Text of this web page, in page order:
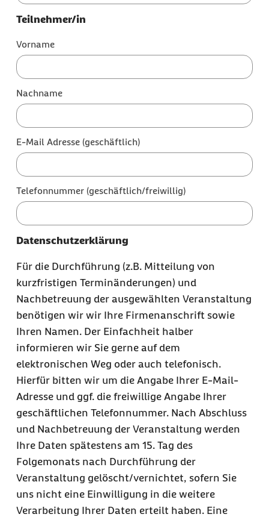
Teilnehmer/in
Vorname
Nachname
E-Mail Adresse (geschäftlich)
Telefonnummer (geschäftlich/freiwillig)
Datenschutzerklärung
Für die Durchführung (z.B. Mitteilung von
kurzfristigen Terminänderungen) und
Nachbetreuung der ausgewählten Veranstaltung
benötigen wir wir Ihre Firmenanschrift sowie
Ihren Namen. Der Einfachheit halber
informieren wir Sie gerne auf dem
elektronischen Weg oder auch telefonisch.
Hierfür bitten wir um die Angabe Ihrer E-Mail-
Adresse und ggf. die freiwillige Angabe Ihrer
geschäftlichen Telefonnummer. Nach Abschluss
und Nachbetreuung der Veranstaltung werden
Ihre Daten spätestens am 15. Tag des
Folgemonats nach Durchführung der
Veranstaltung gelöscht/vernichtet, sofern Sie
uns nicht eine Einwilligung in die weitere
Verarbeitung Ihrer Daten erteilt haben. Eine